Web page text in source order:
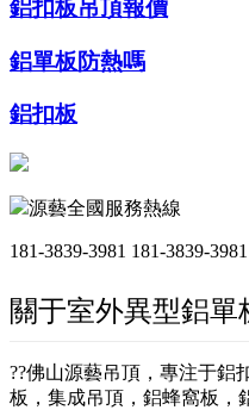
鋁扣板吊頂報價
鋁單板防熱嗎
鋁扣板
源藝全國服務熱線
181-3839-3981 181-3839-3981
關于室外異型鋁
??佛山源藝吊頂，專注于鋁
板，集成吊頂，鋁蜂窩板，